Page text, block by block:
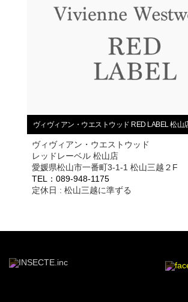
ヴィヴィアン・ウエストウッド RED LABEL 松山
ヴィヴィアン・ウエストウッド
レッドレーベル 松山店
愛媛県松山市一番町3-1-1 松山三越２F
TEL：089-948-1175
定休日 : 松山三越に準ずる